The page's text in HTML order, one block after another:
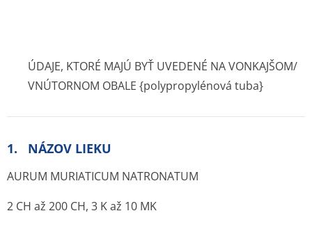
ÚDAJE, KTORÉ MAJÚ BYŤ UVEDENÉ NA VONKAJŠOM/
VNÚTORNOM OBALE {polypropylénová tuba}
1. NÁZOV LIEKU
AURUM MURIATICUM NATRONATUM
2 CH až 200 CH, 3 K až 10 MK